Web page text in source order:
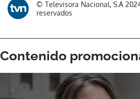
Gracias por suscribirte a
© Televisora Nacional, S.A
reservados